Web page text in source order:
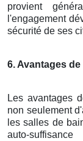
provient
l'engagement
sécurité de ses
6. Avantages de
Les avantages
non seulement
les salles de
auto-